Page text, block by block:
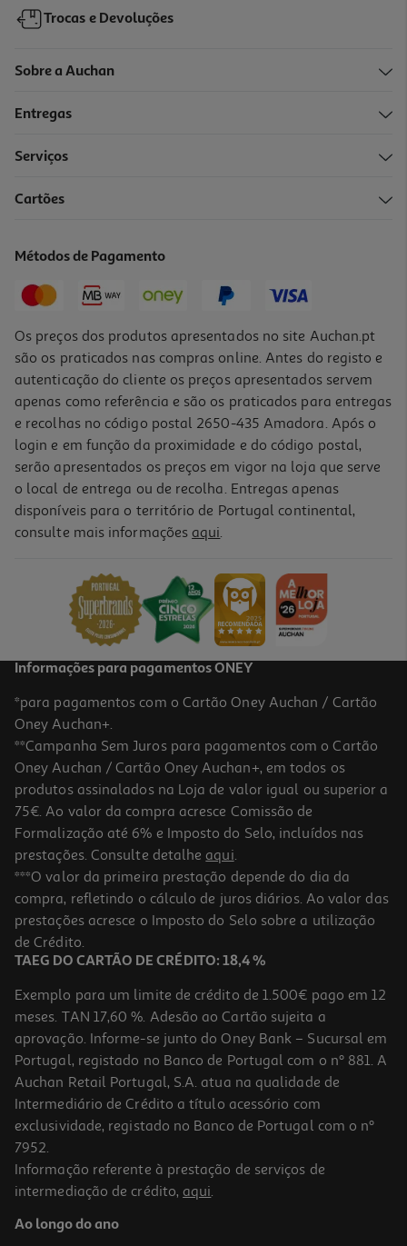
Trocas e Devoluções
Sobre a Auchan
Entregas
Serviços
Cartões
Métodos de Pagamento
Os preços dos produtos apresentados no site Auchan.pt
são os praticados nas compras online. Antes do registo e
autenticação do cliente os preços apresentados servem
apenas como referência e são os praticados para entregas
e recolhas no código postal 2650-435 Amadora. Após o
login e em função da proximidade e do código postal,
serão apresentados os preços em vigor na loja que serve
o local de entrega ou de recolha. Entregas apenas
disponíveis para o território de Portugal continental,
consulte mais informações aqui.
Informações para pagamentos ONEY
*para pagamentos com o Cartão Oney Auchan / Cartão
Oney Auchan+.
**Campanha Sem Juros para pagamentos com o Cartão
Oney Auchan / Cartão Oney Auchan+, em todos os
produtos assinalados na Loja de valor igual ou superior a
75€. Ao valor da compra acresce Comissão de
Formalização até 6% e Imposto do Selo, incluídos nas
prestações. Consulte detalhe aqui.
***O valor da primeira prestação depende do dia da
compra, refletindo o cálculo de juros diários. Ao valor das
prestações acresce o Imposto do Selo sobre a utilização
de Crédito.
TAEG DO CARTÃO DE CRÉDITO: 18,4 %
Exemplo para um limite de crédito de 1.500€ pago em 12
meses. TAN 17,60 %. Adesão ao Cartão sujeita a
aprovação. Informe-se junto do Oney Bank – Sucursal em
Portugal, registado no Banco de Portugal com o nº 881. A
Auchan Retail Portugal, S.A. atua na qualidade de
Intermediário de Crédito a título acessório com
exclusividade, registado no Banco de Portugal com o nº
7952.
Informação referente à prestação de serviços de
intermediação de crédito, aqui.
Ao longo do ano